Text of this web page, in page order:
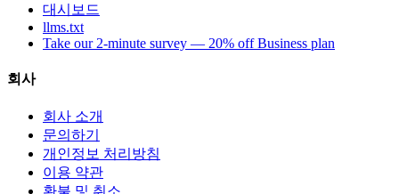
대시보드
llms.txt
Take our 2-minute survey — 20% off Business plan
회사
회사 소개
문의하기
개인정보 처리방침
이용 약관